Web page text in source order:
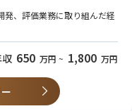
いは日本のエンジニアが他の
。
の装置パラメータを解析し、
発、評価業務に取り組んだ経
務経験を想定しています）
果を確認し、「なぜその結果
話しながら、認識をすり合
のトラブルや課題に対し、
650 万円 ~ 1,800 万円